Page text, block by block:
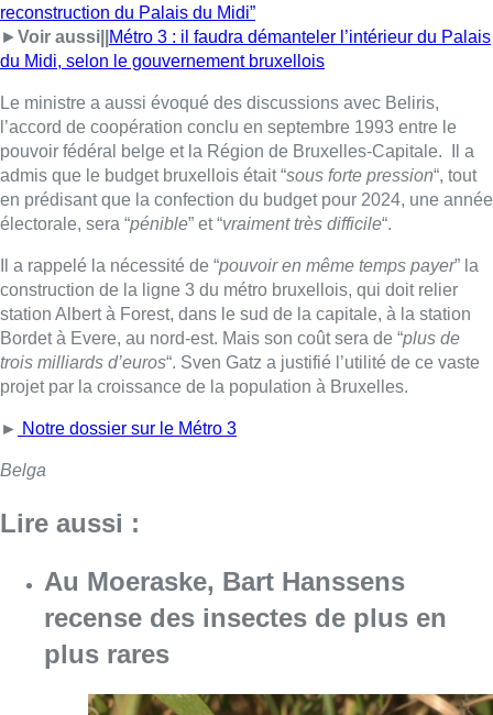
reconstruction du Palais du Midi”
► Voir aussi|| Métro 3 : il faudra démanteler l’intérieur du Palais
du Midi, selon le gouvernement bruxellois
Le ministre a aussi évoqué des discussions avec Beliris,
l’accord de coopération conclu en septembre 1993 entre le
pouvoir fédéral belge et la Région de Bruxelles-Capitale. Il a
admis que le budget bruxellois était “sous forte pression“, tout
en prédisant que la confection du budget pour 2024, une année
électorale, sera “pénible” et “vraiment très difficile“.
Il a rappelé la nécessité de “pouvoir en même temps payer” la
construction de la ligne 3 du métro bruxellois, qui doit relier
station Albert à Forest, dans le sud de la capitale, à la station
Bordet à Evere, au nord-est. Mais son coût sera de “plus de
trois milliards d’euros“. Sven Gatz a justifié l’utilité de ce vaste
projet par la croissance de la population à Bruxelles.
► Notre dossier sur le Métro 3
Belga
Lire aussi :
Au Moeraske, Bart Hanssens
recense des insectes de plus en
plus rares